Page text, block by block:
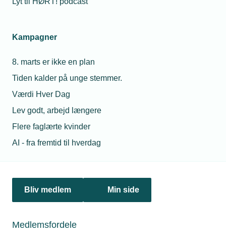
Kampagner
8. marts er ikke en plan
Tiden kalder på unge stemmer.
Værdi Hver Dag
Lev godt, arbejd længere
Flere faglærte kvinder
AI - fra fremtid til hverdag
Bliv medlem Min side
Medlemsfordele
19. november 2025
Nyt grønt løft sætter fart på varmepumper
Salget af varmepumper stiger igen efter energikrisen.
Lavere elafgift og statstilskud får flere danskere til at
droppe olie og gas – men succes kræver tydelig oplysning,
Personaleforhold
Netværk & aktiviteter